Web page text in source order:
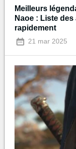
Meilleurs
Naoe : Liste
rapidement
21 mar 2025